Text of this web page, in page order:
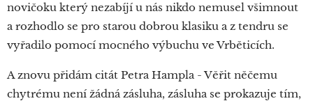
novičoku který nezabíjí u nás nikdo nemusel všimnout
a rozhodlo se pro starou dobrou klasiku a z tendru se
vyřadilo pomocí mocného výbuchu ve Vrběticích.
A znovu přidám citát Petra Hampla - Věřit něčemu
chytrému není žádná zásluha, zásluha se prokazuje tím,